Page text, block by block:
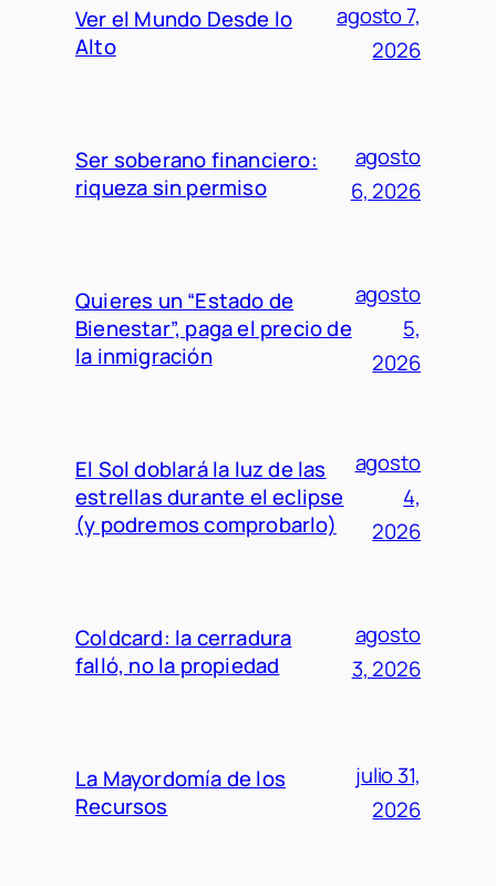
Ver el Mundo Desde lo
Alto
agosto 7,
2026
Ser soberano financiero:
riqueza sin permiso
agosto
6, 2026
Quieres un “Estado de
Bienestar”, paga el precio de
la inmigración
agosto
5,
2026
El Sol doblará la luz de las
estrellas durante el eclipse
(y podremos comprobarlo)
agosto
4,
2026
Coldcard: la cerradura
falló, no la propiedad
agosto
3, 2026
La Mayordomía de los
Recursos
julio 31,
2026